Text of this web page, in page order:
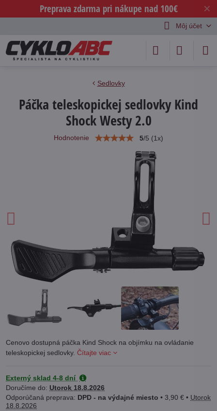
✕
Preprava zdarma pri nákupe nad 100€
Môj účet
Sedlovky
Páčka teleskopickej sedlovky Kind
Shock Westy 2.0
Hodnotenie 5/5 (1x)
Cenovo dostupná páčka Kind Shock na objímku na ovládanie
teleskopickej sedlovky. Čítajte viac
Externý sklad 4-8 dní
Doručíme do: Utorok 18.8.2026
DPD - na výdajné miesto • 3,90 € • Utorok
18.8.2026